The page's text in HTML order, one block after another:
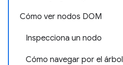
Cómo ver nodos DOM
Inspecciona un nodo
Cómo navegar por el